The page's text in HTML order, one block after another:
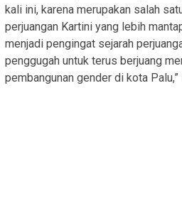
kali ini, karena merupakan salah
perjuangan Kartini yang lebih
menjadi pengingat sejarah
penggugah untuk terus berjuang
pembangunan gender di kota